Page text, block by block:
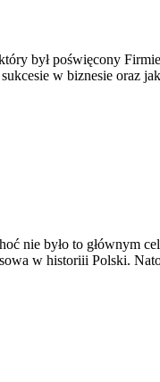
był poświęcony
w biznesie oraz
nie było to głównym
w historiii Polski.